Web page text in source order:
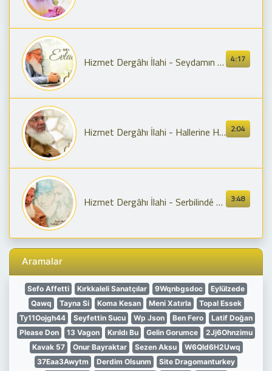
4:17
Hizmet Dergâhı İlahi - Seydamın Evlatları ( Şeyh Seyyid Muhammed Fettah Hz.)
2:04
Hizmet Dergâhı İlahi - Hallerine Hayranım ( Şeyh Seyyid Muhammed Fettah Hz. )
3:48
Hizmet Dergâhı İlahi - Serbilindé Menzilî (Şeyh Seyyid Muhammed Fettah Hz.)
Aramalar
Sefo Affetti Kırkkaleli Sanatçılar 9Wqnbgsdoc
Eylülzede
Qawq
Tayna Si Koma Kesan Meni Xatırla
Topal Essek
Ty11Oojgh44
Seyfettin Sucu Wp Json Ben Fero
Latif Doğan
Please Don
13 Vagon Kırıldı Bu Gelin Gorumce
2Jj6Ohnzimu
Kavak 57
Onur Bayraktar Sezen Aksu
W6Qld6H2Uwq
37Eaa3Awytm
Derdim Olsunm
Site Dragomanturkey